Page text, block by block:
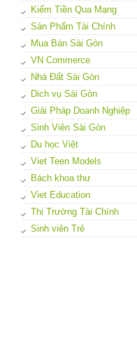
Kiếm Tiền Qua Mạng
Sản Phẩm Tài Chính
Mua Bán Sài Gòn
VN Commerce
Nhà Đất Sài Gòn
Dich vụ Sài Gòn
Giải Pháp Doanh Nghiệp
Sinh Viên Sài Gòn
Du học Việt
Viet Teen Models
Bách khoa thư
Viet Education
Thị Trường Tài Chính
Sinh viên Trẻ